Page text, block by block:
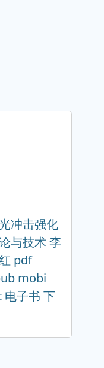
冲击强化
与技术 李
pdf
mobi
电子书 下